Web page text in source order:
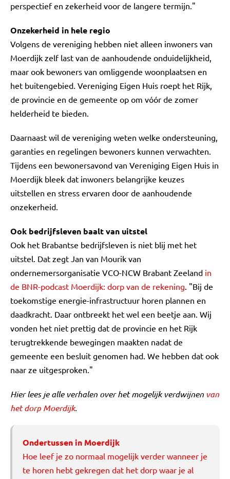
perspectief en zekerheid voor de langere termijn."
Onzekerheid in hele regio
Volgens de vereniging hebben niet alleen inwoners van
Moerdijk zelf last van de aanhoudende onduidelijkheid,
maar ook bewoners van omliggende woonplaatsen en
het buitengebied. Vereniging Eigen Huis roept het Rijk,
de provincie en de gemeente op om vóór de zomer
helderheid te bieden.
Daarnaast wil de vereniging weten welke ondersteuning,
garanties en regelingen bewoners kunnen verwachten.
Tijdens een bewonersavond van Vereniging Eigen Huis in
Moerdijk bleek dat inwoners belangrijke keuzes
uitstellen en stress ervaren door de aanhoudende
onzekerheid.
Ook bedrijfsleven baalt van uitstel
Ook het Brabantse bedrijfsleven is niet blij met het
uitstel. Dat zegt Jan van Mourik van
ondernemersorganisatie VCO-NCW Brabant Zeeland in
de BNR-podcast Moerdijk: dorp van de rekening. "Bij de
toekomstige energie-infrastructuur horen plannen en
daadkracht. Daar ontbreekt het wel een beetje aan. Wij
vonden het niet prettig dat de provincie en het Rijk
terugtrekkende bewegingen maakten nadat de
gemeente een besluit genomen had. We hebben dat ook
naar ze uitgesproken."
Hier lees je alle verhalen over het mogelijk verdwijnen van
het dorp Moerdijk.
Ondertussen in Moerdijk
Hoe leef je zo normaal mogelijk verder wanneer je
te horen hebt gekregen dat het dorp waar je al